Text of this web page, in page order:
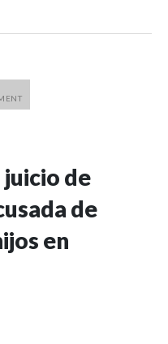
juicio de
de
en